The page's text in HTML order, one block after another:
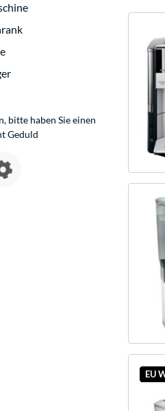
bitte haben Sie einen
Geduld
EU